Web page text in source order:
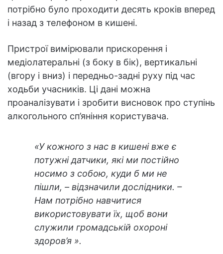
потрібно було проходити десять кроків вперед
і назад з телефоном в кишені.
Пристрої вимірювали прискорення і
медіолатеральні (з боку в бік), вертикальні
(вгору і вниз) і передньо-задні руху під час
ходьби учасників. Ці дані можна
проаналізувати і зробити висновок про ступінь
алкогольного сп’яніння користувача.
«У кожного з нас в кишені вже є
потужні датчики, які ми постійно
носимо з собою, куди б ми не
пішли, – відзначили дослідники. –
Нам потрібно навчитися
використовувати їх, щоб вони
служили громадській охороні
здоров’я ».